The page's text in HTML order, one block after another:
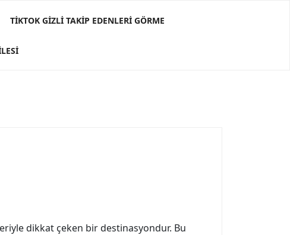
TIKTOK GIZLI TAKIP EDENLERI GÖRME
dikkat çeken bir destinasyondur. Bu